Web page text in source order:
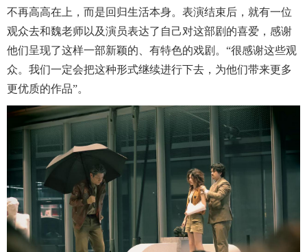
不再高高在上，而是回归生活本身。表演结束后，就有一位
观众去和魏老师以及演员表达了自己对这部剧的喜爱，感谢
他们呈现了这样一部新颖的、有特色的戏剧。“很感谢这些观
众。我们一定会把这种形式继续进行下去，为他们带来更多
更优质的作品”。